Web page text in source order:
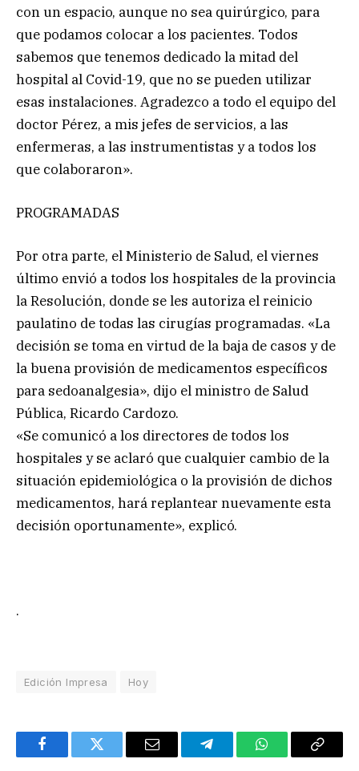
con un espacio, aunque no sea quirúrgico, para
que podamos colocar a los pacientes. Todos
sabemos que tenemos dedicado la mitad del
hospital al Covid-19, que no se pueden utilizar
esas instalaciones. Agradezco a todo el equipo del
doctor Pérez, a mis jefes de servicios, a las
enfermeras, a las instrumentistas y a todos los
que colaboraron».
PROGRAMADAS
Por otra parte, el Ministerio de Salud, el viernes
último envió a todos los hospitales de la provincia
la Resolución, donde se les autoriza el reinicio
paulatino de todas las cirugías programadas. «La
decisión se toma en virtud de la baja de casos y de
la buena provisión de medicamentos específicos
para sedoanalgesia», dijo el ministro de Salud
Pública, Ricardo Cardozo.
«Se comunicó a los directores de todos los
hospitales y se aclaró que cualquier cambio de la
situación epidemiológica o la provisión de dichos
medicamentos, hará replantear nuevamente esta
decisión oportunamente», explicó.
.
Edición Impresa Hoy
FacebookTwitter Email TelegramWhatsAppCopy